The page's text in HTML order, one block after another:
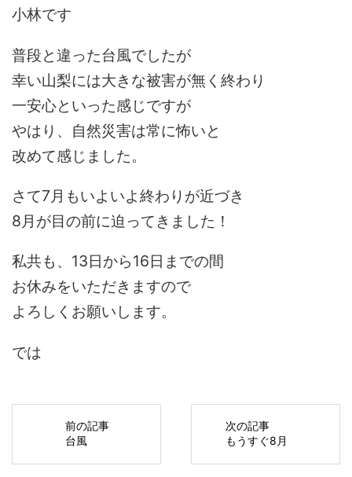
小林です
普段と違った台風でしたが
幸い山梨には大きな被害が無く終わり
一安心といった感じですが
やはり、自然災害は常に怖いと
改めて感じました。
さて7月もいよいよ終わりが近づき
8月が目の前に迫ってきました！
私共も、13日から16日までの間
お休みをいただきますので
よろしくお願いします。
では
前の記事
台風
次の記事
もうすぐ8月